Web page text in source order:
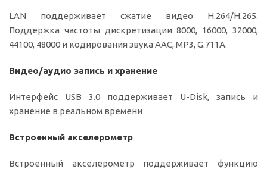
LAN поддерживает сжатие видео H.264/H.265.
Поддержка частоты дискретизации 8000, 16000, 32000,
44100, 48000 и кодирования звука AAC, MP3, G.711A.
Видео/аудио запись и хранение
Интерфейс USB 3.0 поддерживает U-Disk, запись и
хранение в реальном времени
Встроенный акселерометр
Встроенный акселерометр поддерживает функцию